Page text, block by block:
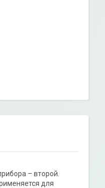
– второй.
для